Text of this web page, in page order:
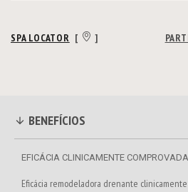
SPA LOCATOR [ ]
BENEFÍCIOS
EFICÁCIA CLINICAMENTE COMPROVADA
Eficácia remodeladora drenante clinicamente